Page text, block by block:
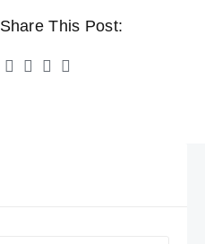
Share This Post: